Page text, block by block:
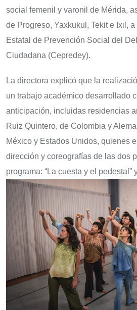
social femenil y varonil de Mérida,
de Progreso, Yaxkukul, Tekit e Ixil,
Estatal de Prevención Social del
Ciudadana (Cepredey).
La directora explicó que la
un trabajo académico desarrollado
anticipación, incluidas residencias
Ruiz Quintero, de Colombia y
México y Estados Unidos, quienes
dirección y coreografías de las dos
programa: “La cuesta y el pedestal”